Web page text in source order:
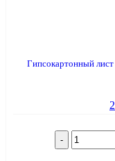
Гипсокартонный